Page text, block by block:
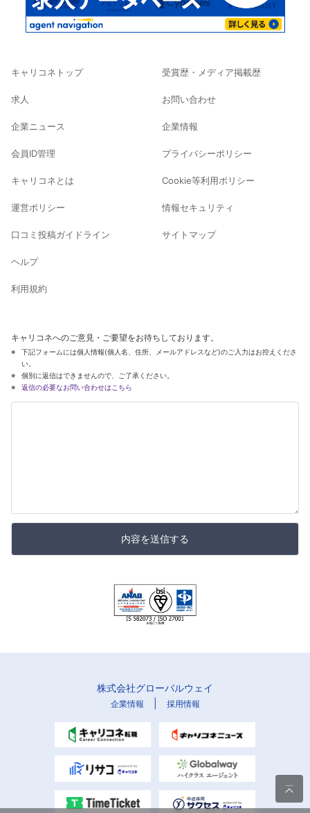
キャリコネトップ
求人
企業ニュース
会員ID管理
キャリコネとは
運営ポリシー
口コミ投稿ガイドライン
ヘルプ
利用規約
受賞歴・メディア掲載歴
お問い合わせ
企業情報
プライバシーポリシー
Cookie等利用ポリシー
情報セキュリティ
サイトマップ
キャリコネへのご意見・ご要望をお待ちしております。
下記フォームには個人情報(個人名、住所、メールアドレスなど)のご入力はお控えくださ
い。
個別に返信はできませんので、ご了承ください。
返信の必要なお問い合わせはこちら
内容を送信する
株式会社グローバルウェイ
企業情報 採用情報
